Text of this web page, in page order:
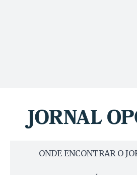
ONDE ENCONTRAR O